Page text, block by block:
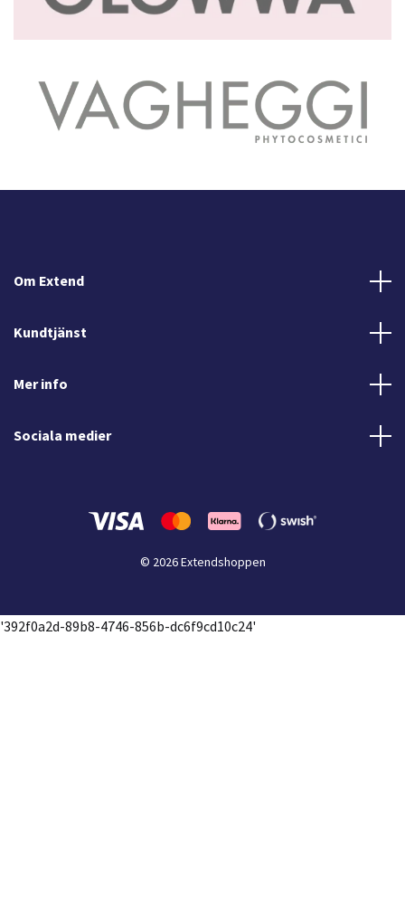
Om Extend
Kundtjänst
Mer info
Sociala medier
© 2026 Extendshoppen
'392f0a2d-89b8-4746-856b-dc6f9cd10c24'